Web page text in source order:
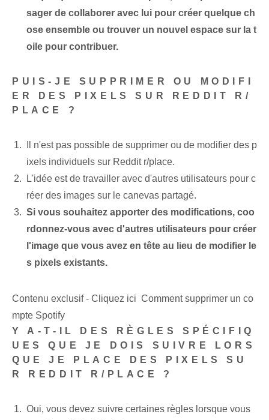
sager de collaborer avec lui pour créer quelque ch
ose ensemble ou trouver un nouvel espace sur la t
oile pour contribuer.
PUIS-JE SUPPRIMER OU MODIFI
ER DES PIXELS SUR REDDIT R/
PLACE ?
Il n'est pas possible de supprimer ou de modifier des p
ixels individuels sur Reddit r/place.
L'idée est de travailler avec d'autres utilisateurs pour c
réer des images sur le canevas partagé.
Si vous souhaitez apporter des modifications, coo
rdonnez-vous avec d'autres utilisateurs pour créer
l'image que vous avez en tête au lieu de modifier le
s pixels existants.
Contenu exclusif - Cliquez ici Comment supprimer un co
mpte Spotify
Y A-T-IL DES RÈGLES SPÉCIFIQ
UES QUE JE DOIS SUIVRE LORS
QUE JE PLACE DES PIXELS SU
R REDDIT R/PLACE ?
Oui, vous devez suivre certaines règles lorsque vous